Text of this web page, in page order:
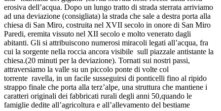
erosiva dell’acqua. Dopo un lungo tratto di strada sterrata arriviamo
ad una deviazione (consigliata) la strada che sale a destra porta alla
chiesa di San Miro, costruita nel XVII secolo in onore di San Miro
Paredi, eremita vissuto nel XII secolo e molto venerato dagli
abitanti. Gli si attribuiscono numerosi miracoli legati all’acqua, fra
cui la sorgente nella roccia ancora visibile sull piazzale antistante la
chiesa.(20 minuti per la deviazione). Tornati sui nostri passi,
attraversiamo la valle su un piccolo ponte di volte col
torrente ravella, in un facile susseguirsi di ponticelli fino al ripido
strappo finale che porta alla terz’alpe, una struttura che mantiene i
caratteri originali dei fabbricati rurali degli anni 50,quando le
famiglie dedite all’agricoltura e all’allevamento del bestiame